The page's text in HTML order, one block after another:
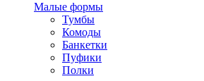
Малые формы
Тумбы
Комоды
Банкетки
Пуфики
Полки